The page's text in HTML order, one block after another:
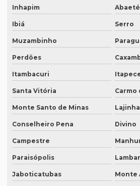
Intérprete para eventos
Intérprete de inglês em campinas
Intérprete de inglês em curitiba
Intérprete de inglês em porto alegre
Intérprete de inglês português
Interprete de italiano profissional
Intérprete japonês português
Intérprete juramentado
Intérprete mandarim português
Inhapim Abaeté
Ibiá Serro
Muzambinho
Perdões
Itambacuri
Santa Vitória Carmo
Monte Santo de Minas Lajinha
Conselheiro Pena Divino
Campestre
Paraisópolis
Jaboticatubas Monte